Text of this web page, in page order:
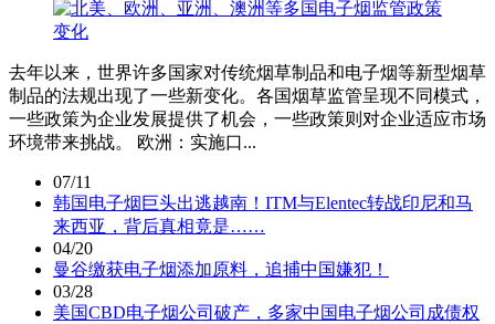
去年以来，世界许多国家对传统烟草制品和电子烟等新型烟草
制品的法规出现了一些新变化。各国烟草监管呈现不同模式，
一些政策为企业发展提供了机会，一些政策则对企业适应市场
环境带来挑战。 欧洲：实施口...
07/11
韩国电子烟巨头出逃越南！ITM与Elentec转战印尼和马
来西亚，背后真相竟是……
04/20
曼谷缴获电子烟添加原料，追捕中国嫌犯！
03/28
美国CBD电子烟公司破产，多家中国电子烟公司成债权